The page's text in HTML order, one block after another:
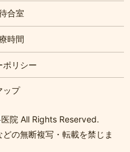
合室
時間
ポリシー
ップ
院 All Rights Reserved.
どの無断複写・転載を禁じま